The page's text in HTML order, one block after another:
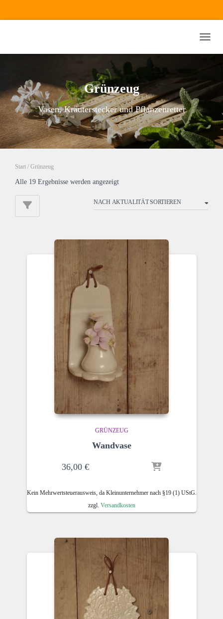
Grünzeug
Vasen, Kräuterstecker und Pflanzenretter
Start / Grünzeug
Alle 19 Ergebnisse werden angezeigtNach
sortiert
GRÜNZEUG
Wandvase
36,00 €
Kein Mehrwertsteuerausweis, da Kleinunternehmer nach §19 (1) UStG.
zzgl. Versandkosten